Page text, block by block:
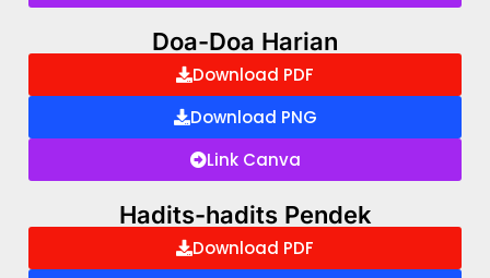
Doa-Doa Harian
Download PDF
Download PNG
Link Canva
Hadits-hadits Pendek
Download PDF